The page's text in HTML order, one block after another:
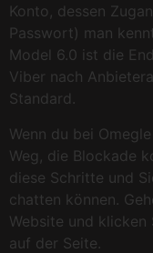
Konto, dessen
Passwort) man
Model 6.0 ist die
Viber nach
Standard.
Wenn du bei
Weg, die Blockade
diese Schritte und
chatten können.
Website und klicken
auf der Seite.